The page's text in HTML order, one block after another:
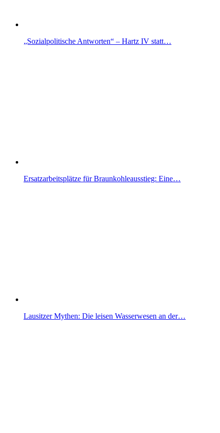
„Sozialpolitische Antworten“ – Hartz IV statt…
Ersatzarbeitsplätze für Braunkohleausstieg: Eine…
Lausitzer Mythen: Die leisen Wasserwesen an der…